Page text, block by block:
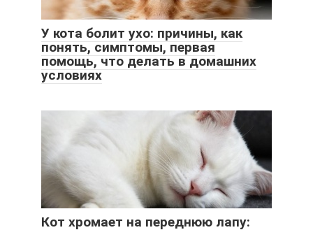
У кота болит ухо: причины, как
понять, симптомы, первая
помощь, что делать в домашних
условиях
Кот хромает на переднюю лапу: